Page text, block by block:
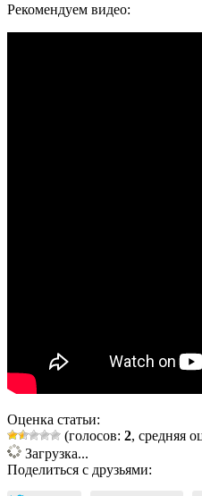
Рекомендуем видео:
Оценка статьи:
(голосов: 2, средняя
Загрузка...
Поделиться с друзьями: